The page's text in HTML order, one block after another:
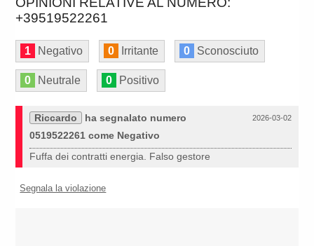
+39519522261
1 Negativo 0 Irritante 0 Sconosciuto
0 Neutrale 0 Positivo
2026-03-02
Riccardo
ha segnalato numero
0519522261 come Negativo
Fuffa dei contratti energia. Falso gestore
Segnala la violazione